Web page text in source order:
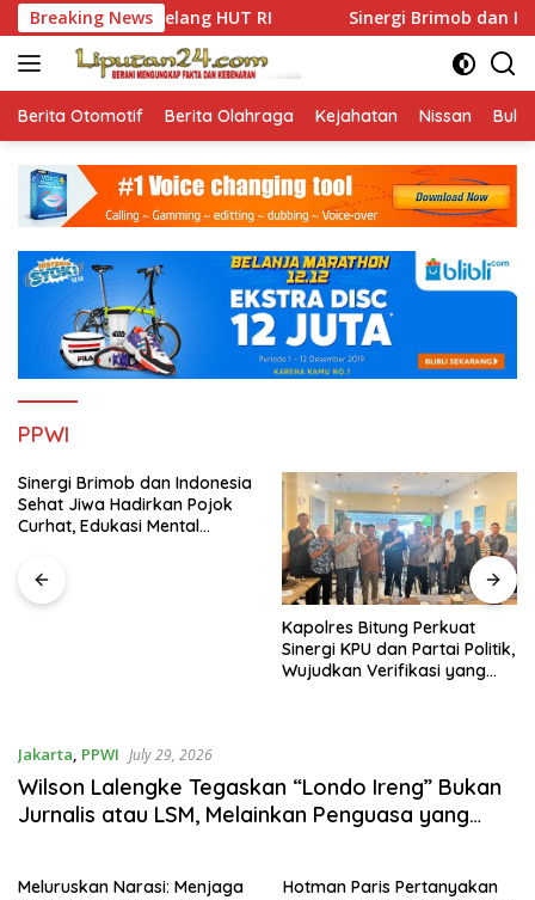
Skip
to
content
Breaking News
Jelang HUT RI Sinergi Brimob dan Indonesia
Berita Otomotif Berita Olahraga Kejahatan Nissan
PPWI
Sinergi Brimob dan Indonesia
Sehat Jiwa Hadirkan Pojok
Curhat, Edukasi Mental
Kapolres Bitung Perkuat
Sinergi KPU dan Partai Politik,
Wujudkan Verifikasi yang
Jakarta, PPWI July 29, 2026
Wilson Lalengke Tegaskan “Londo Ireng” Bukan
Jurnalis atau LSM, Melainkan Penguasa yang
Meluruskan Narasi: Menjaga
Hotman Paris Pertanyakan